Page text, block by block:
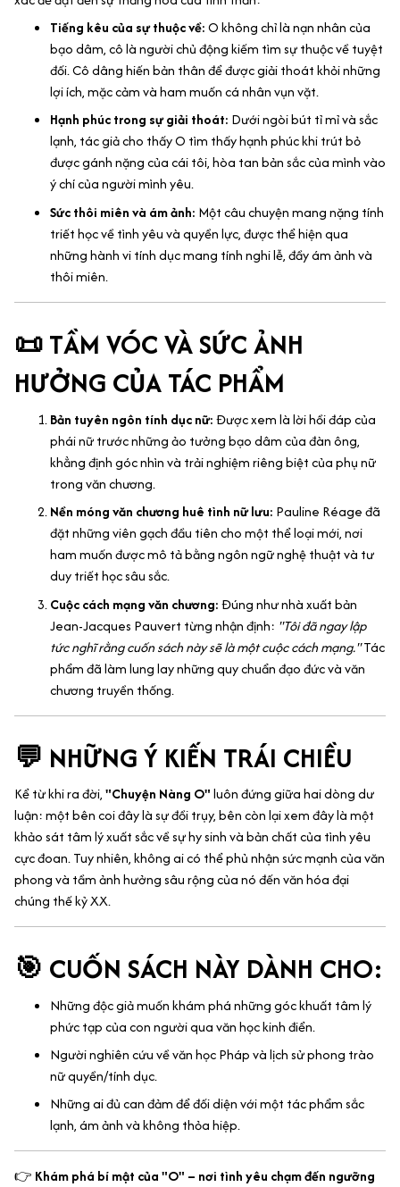
Tiếng kêu của sự thuộc về:O không chỉ là nạn nhân của
bạo dâm, cô là người chủ động kiếm tìm sự thuộc về tuyệt
đối. Cô dâng hiến bản thân để được giải thoát khỏi những
lợi ích, mặc cảm và ham muốn cá nhân vụn vặt.
Hạnh phúc trong sự giải thoát: Dưới ngòi bút tỉ mỉ và sắc
lạnh, tác giả cho thấy O tìm thấy hạnh phúc khi trút bỏ
được gánh nặng của cái tôi, hòa tan bản sắc của mình vào
ý chí của người mình yêu.
Sức thôi miên và ám ảnh: Một câu chuyện mang nặng tính
triết học về tình yêu và quyền lực, được thể hiện qua
những hành vi tính dục mang tính nghi lễ, đầy ám ảnh và
thôi miên.
📜 TẦM VÓC VÀ SỨC ẢNH
HƯỞNG CỦA TÁC PHẨM
Bản tuyên ngôn tính dục nữ:Được xem là lời hồi đáp của
phái nữ trước những ảo tưởng bạo dâm của đàn ông,
khẳng định góc nhìn và trải nghiệm riêng biệt của phụ nữ
trong văn chương.
Nền móng văn chương huê tình nữ lưu: Pauline Réage đã
đặt những viên gạch đầu tiên cho một thể loại mới, nơi
ham muốn được mô tả bằng ngôn ngữ nghệ thuật và tư
duy triết học sâu sắc.
Cuộc cách mạng văn chương:Đúng như nhà xuất bản
Jean-Jacques Pauvert từng nhận định: "Tôi đã ngay lập
tức nghĩ rằng cuốn sách này sẽ là một cuộc cách mạng."Tác
phẩm đã làm lung lay những quy chuẩn đạo đức và văn
chương truyền thống.
💬 NHỮNG Ý KIẾN TRÁI CHIỀU
Kể từ khi ra đời,"Chuyện Nàng O"luôn đứng giữa hai dòng dư
luận: một bên coi đây là sự đồi trụy, bên còn lại xem đây là một
khảo sát tâm lý xuất sắc về sự hy sinh và bản chất của tình yêu
cực đoan. Tuy nhiên, không ai có thể phủ nhận sức mạnh của văn
phong và tầm ảnh hưởng sâu rộng của nó đến văn hóa đại
chúng thế kỷ XX.
🎯 CUỐN SÁCH NÀY DÀNH CHO:
Những độc giả muốn khám phá những góc khuất tâm lý
phức tạp của con người qua văn học kinh điển.
Người nghiên cứu về văn học Pháp và lịch sử phong trào
nữ quyền/tính dục.
Những ai đủ can đảm để đối diện với một tác phẩm sắc
lạnh, ám ảnh và không thỏa hiệp.
👉 Khám phá bí mật của "O" – nơi tình yêu chạm đến ngưỡng